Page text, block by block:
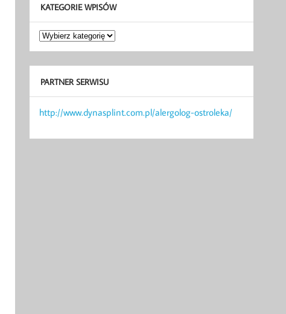
KATEGORIE WPISÓW
Kategorie
wpisów
PARTNER SERWISU
http://www.dynasplint.com.pl/alergolog-ostroleka/